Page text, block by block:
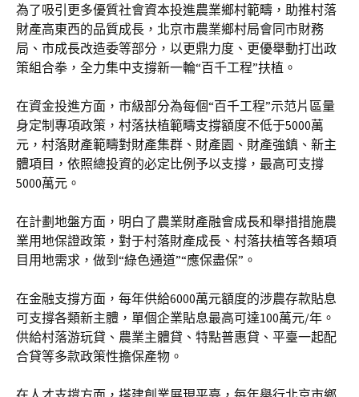
為了吸引更多優質社會資本投進農業鄉村範疇，助推村落
財產高東西的品質成長，北京市農業鄉村局會同市財務
局、市成長改造委等部分，以更鼎力度、更優舉動打出政
策組合拳，全力集中支撐新一輪“百千工程”扶植。
在資金投進方面，市級部分為每個“百千工程”示范片區量
身定制專項政策，村落扶植範疇支撐額度不低于5000萬
元，村落財產範疇對財產集群、財產園、財產強鎮、新主
體項目，依照總投資的必定比例予以支撐，最高可支撐
5000萬元。
在計劃地盤方面，明白了農業財產融會成長和舉措措施農
業用地保證政策，對于村落財產成長、村落扶植等各類項
目用地需求，做到“綠色通道”“應保盡保”。
在金融支撐方面，每年供給6000萬元額度的涉農存款貼息
可支撐各類新主體，單個企業貼息最高可達100萬元/年。
供給村落游玩貸、農業主體貸、特點普惠貸、平臺一起配
合貸等多款政策性擔保產物。